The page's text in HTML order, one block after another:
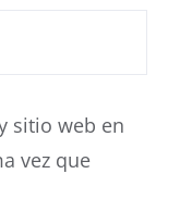
sitio web en
vez que